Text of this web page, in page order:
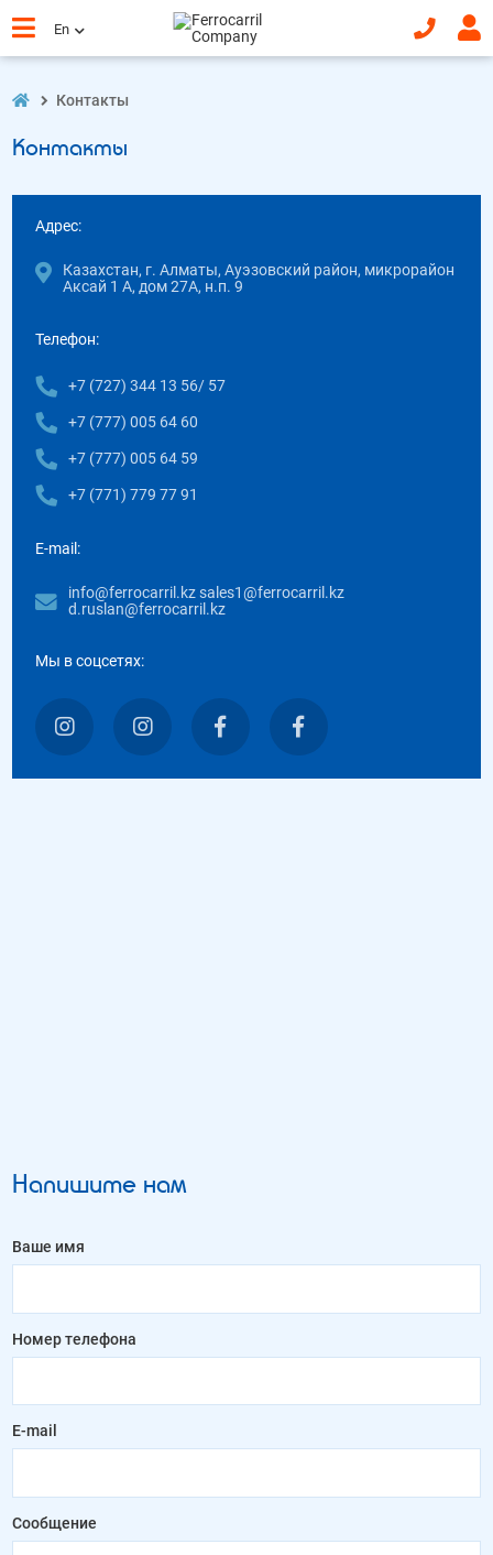
En
Контакты
Контакты
Адрес:
Казахстан, г. Алматы, Ауэзовский район, микрорайон
Аксай 1 А, дом 27А, н.п. 9
Телефон:
+7 (727) 344 13 56/ 57
+7 (777) 005 64 60
+7 (777) 005 64 59
+7 (771) 779 77 91
E-mail:
info@ferrocarril.kz sales1@ferrocarril.kz
d.ruslan@ferrocarril.kz
Мы в соцсетях:
Напишите нам
Ваше имя
Номер телефона
E-mail
Сообщение